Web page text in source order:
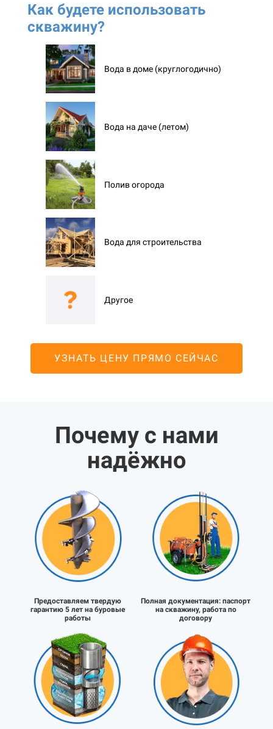
Как будете использовать
скважину?
Вода в доме (круглогодично)
Вода на даче (летом)
Полив огорода
Вода для строительства
Другое
УЗНАТЬ ЦЕНУ ПРЯМО СЕЙЧАС
Почему с нами
надёжно
Предоставляем твердую
гарантию 5 лет на буровые
работы
Полная документация: паспорт
на скважину, работа по
договору